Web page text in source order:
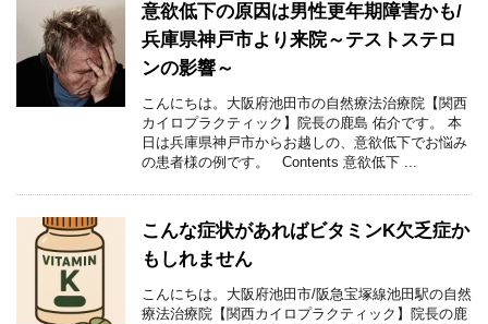
意欲低下の原因は男性更年期障害かも/
兵庫県神戸市より来院～テストステロ
ンの影響～
こんにちは。大阪府池田市の自然療法治療院【関西
カイロプラクティック】院長の鹿島 佑介です。 本
日は兵庫県神戸市からお越しの、意欲低下でお悩み
の患者様の例です。 Contents 意欲低下 ...
こんな症状があればビタミンK欠乏症か
もしれません
こんにちは。大阪府池田市/阪急宝塚線池田駅の自然
療法治療院【関西カイロプラクティック】院長の鹿